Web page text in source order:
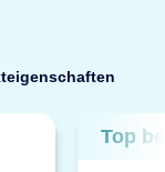
Top